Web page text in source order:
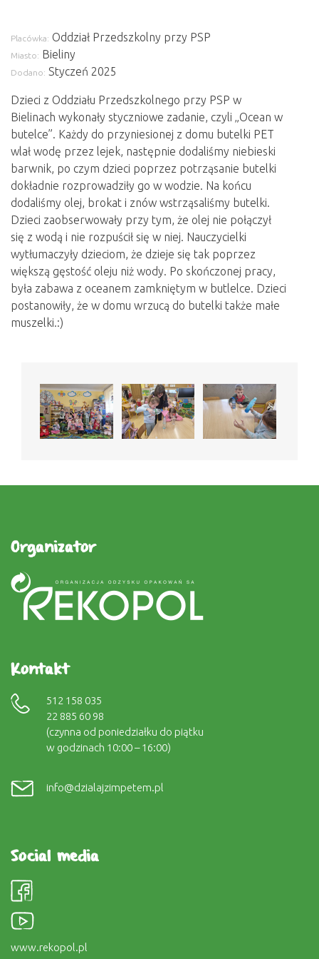
Placówka: Oddział Przedszkolny przy PSP
Miasto: Bieliny
Dodano: Styczeń 2025
Dzieci z Oddziału Przedszkolnego przy PSP w
Bielinach wykonały styczniowe zadanie, czyli „Ocean w
butelce”. Każdy do przyniesionej z domu butelki PET
wlał wodę przez lejek, następnie dodaliśmy niebieski
barwnik, po czym dzieci poprzez potrząsanie butelki
dokładnie rozprowadziły go w wodzie. Na końcu
dodaliśmy olej, brokat i znów wstrząsaliśmy butelki.
Dzieci zaobserwowały przy tym, że olej nie połączył
się z wodą i nie rozpuścił się w niej. Nauczycielki
wytłumaczyły dzieciom, że dzieje się tak poprzez
większą gęstość oleju niż wody. Po skończonej pracy,
była zabawa z oceanem zamkniętym w butlelce. Dzieci
postanowiły, że w domu wrzucą do butelki także małe
muszelki.:)
Organizator
Kontakt
512 158 035
22 885 60 98
(czynna od poniedziałku do piątku
w godzinach 10:00 – 16:00)
info@dzialajzimpetem.pl
Social media
www.rekopol.pl